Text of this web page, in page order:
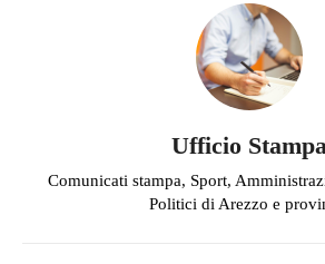
Ufficio
Comunicati stampa, Sport,
Politici di Arezzo e